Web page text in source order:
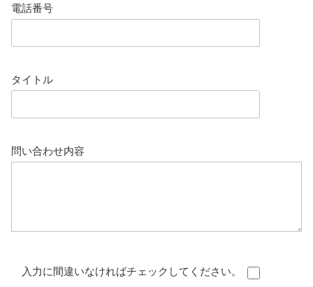
お知らせ
年末年始の営業について【2025-202...
電話番号
タイトル
問い合わせ内容
入力に間違いなければチェックしてください。